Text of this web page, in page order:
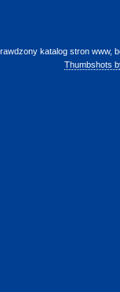
katalog stron www,
Thumbshots